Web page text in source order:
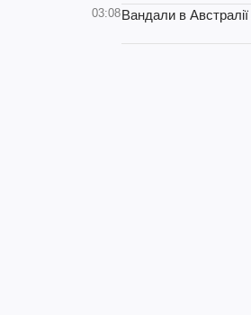
03:08Вандали в